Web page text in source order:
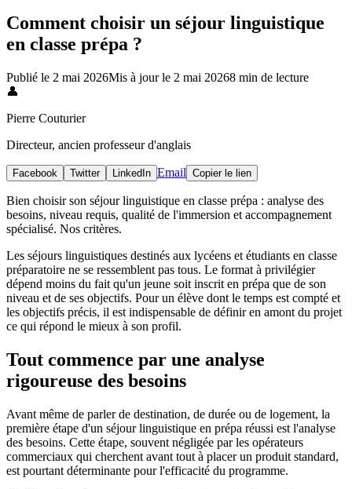
Comment choisir un séjour linguistique
en classe prépa ?
Publié le 2 mai 2026Mis à jour le 2 mai 20268 min de lecture
👤
Pierre Couturier
Directeur, ancien professeur d'anglais
Facebook Twitter LinkedIn Email Copier le lien
Bien choisir son séjour linguistique en classe prépa : analyse des
besoins, niveau requis, qualité de l'immersion et accompagnement
spécialisé. Nos critères.
Les séjours linguistiques destinés aux lycéens et étudiants en classe
préparatoire ne se ressemblent pas tous. Le format à privilégier
dépend moins du fait qu'un jeune soit inscrit en prépa que de son
niveau et de ses objectifs. Pour un élève dont le temps est compté et
les objectifs précis, il est indispensable de définir en amont du projet
ce qui répond le mieux à son profil.
Tout commence par une analyse
rigoureuse des besoins
Avant même de parler de destination, de durée ou de logement, la
première étape d'un séjour linguistique en prépa réussi est l'analyse
des besoins. Cette étape, souvent négligée par les opérateurs
commerciaux qui cherchent avant tout à placer un produit standard,
est pourtant déterminante pour l'efficacité du programme.